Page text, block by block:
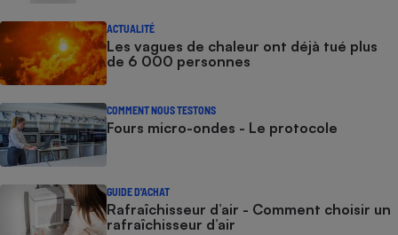
ACTUALITÉ
Les vagues de chaleur ont déjà tué plus
de 6 000 personnes
COMMENT NOUS TESTONS
Fours micro-ondes - Le protocole
GUIDE D'ACHAT
Rafraîchisseur d’air - Comment choisir un
rafraîchisseur d’air